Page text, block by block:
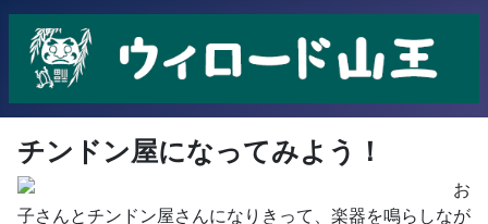
チンドン屋になってみよう！
お
子さんとチンドン屋さんになりきって、楽器を鳴らしなが